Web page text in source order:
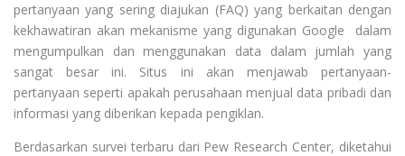
pertanyaan yang sering diajukan (FAQ) yang berkaitan dengan
kekhawatiran akan mekanisme yang digunakan Google dalam
mengumpulkan dan menggunakan data dalam jumlah yang
sangat besar ini. Situs ini akan menjawab pertanyaan-
pertanyaan seperti apakah perusahaan menjual data pribadi dan
informasi yang diberikan kepada pengiklan.
Berdasarkan survei terbaru dari Pew Research Center, diketahui